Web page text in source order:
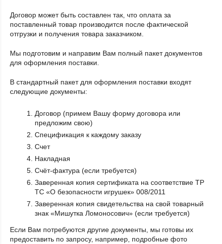
Договор может быть составлен так, что оплата за
поставленный товар производится после фактической
отгрузки и получения товара заказчиком.
Мы подготовим и направим Вам полный пакет документов
для оформления поставки.
В стандартный пакет для оформления поставки входят
следующие документы:
Договор (примем Вашу форму договора или
предложим свою)
Спецификация к каждому заказу
Счет
Накладная
Счёт-фактура (если требуется)
Заверенная копия сертификата на соответствие ТР
ТС «О безопасности игрушек» 008/2011
Заверенная копия свидетельства на свой товарный
знак «Мишутка Ломоносович» (если требуется)
Если Вам потребуются другие документы, мы готовы их
предоставить по запросу, например, подробные фото